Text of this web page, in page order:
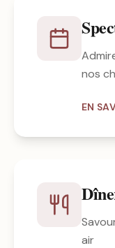
nos
EN
air